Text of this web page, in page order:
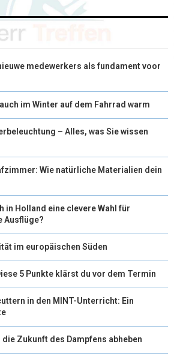
medewerkers als fundament voor
im Winter auf dem Fahrrad warm
– Alles, was Sie wissen
Wie natürliche Materialien dein
in Holland eine clevere Wahl für
Ausflüge?
im europäischen Süden
5 Punkte klärst du vor dem Termin
in den MINT-Unterricht: Ein
Zukunft des Dampfens abheben